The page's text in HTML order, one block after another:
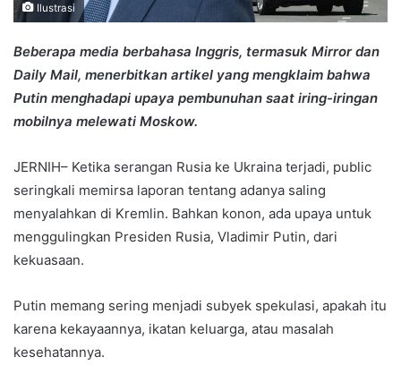
Ilustrasi
Beberapa media berbahasa Inggris, termasuk Mirror dan
Daily Mail, menerbitkan artikel yang mengklaim bahwa
Putin menghadapi upaya pembunuhan saat iring-iringan
mobilnya melewati Moskow.
JERNIH– Ketika serangan Rusia ke Ukraina terjadi, public
seringkali memirsa laporan tentang adanya saling
menyalahkan di Kremlin. Bahkan konon, ada upaya untuk
menggulingkan Presiden Rusia, Vladimir Putin, dari
kekuasaan.
Putin memang sering menjadi subyek spekulasi, apakah itu
karena kekayaannya, ikatan keluarga, atau masalah
kesehatannya.